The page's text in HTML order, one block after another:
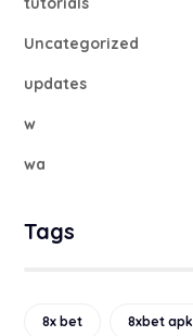
Uncategorized
updates
w
wa
Tags
8x bet 8xbet apk